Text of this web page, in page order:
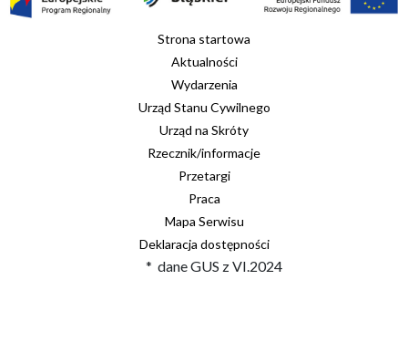
Strona startowa
Aktualności
Wydarzenia
Urząd Stanu Cywilnego
Urząd na Skróty
Rzecznik/informacje
Przetargi
Praca
Mapa Serwisu
Deklaracja dostępności
* dane GUS z VI.2024